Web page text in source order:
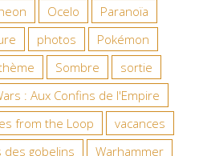
Ocelo
Paranoïa
photos
Pokémon
Sombre
sortie
: Aux Confins de l'Empire
from the Loop
vacances
des gobelins Warhammer